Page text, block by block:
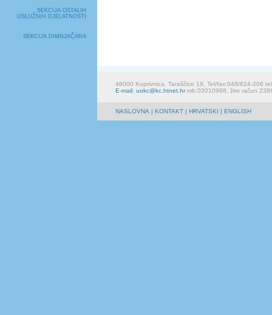
SEKCIJA OSTALIH
USLUŽNIH DJELATNOSTI
SEKCIJA DIMNJAČARA
48000 Koprivnica, Taraščice 19, Tel/fax:048/624-206
E-mail: uokc@kc.htnet.hrmb:03010988, žiro račun
NASLOVNA | KONTAKT | HRVATSKI | ENGLISH